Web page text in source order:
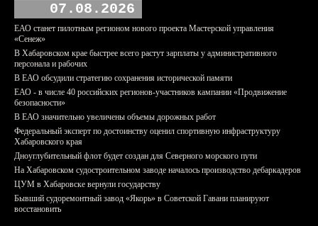
07.08.2026
ЕАО станет пилотным регионом нового проекта Мастерской управления
«Сенеж»
В Хабаровском крае быстрее всего растут зарплаты у административного
персонала и рабочих
В ЕАО обсудили стратегию сохранения исторической памяти
ЕАО - в числе 40 российских регионов-участников кампании «Продвижение
безопасности»
В ЕАО значительно увеличены объемы дорожных работ
Федеральный эксперт по достоинству оценил спортивную инфраструктуру
Хабаровского края
Дноуглубительный флот будет создан для Северного морского пути
На Хабаровском судостроительном заводе началось производство дебаркадеров
ЦУМ в Хабаровске вернули государству
Бывший судоремонтный завод «Якорь» в Советской Гавани планируют
восстановить